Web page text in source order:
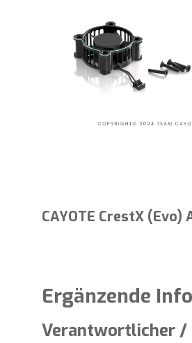
CAYOTE CrestX
Ergänzende
Verantwortlicher /